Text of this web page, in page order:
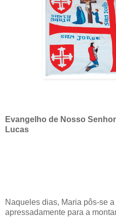
Evangelho de Nosso
Lucas
Naqueles dias, Maria pôs-se
apressadamente para a